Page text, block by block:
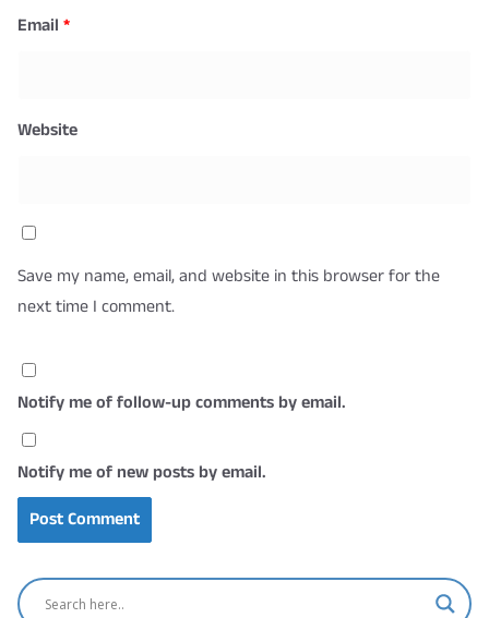
Email *
Website
Save my name, email, and website in this browser for the
next time I comment.
Notify me of follow-up comments by email.
Notify me of new posts by email.